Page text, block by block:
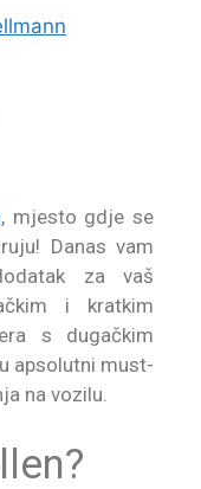
, mjesto gdje se
Danas vam
za vaš
i kratkim
s dugačkim
apsolutni must-
na vozilu.